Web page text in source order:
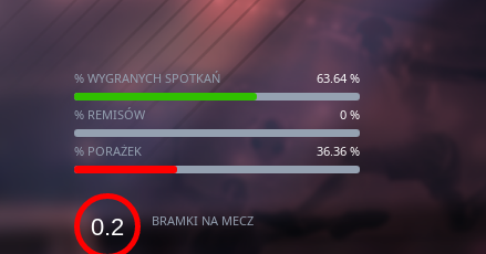
% WYGRANYCH SPOTKAŃ 63.64 %
% REMISÓW 0 %
% PORAŻEK 36.36 %
0.2 BRAMKI NA MECZ